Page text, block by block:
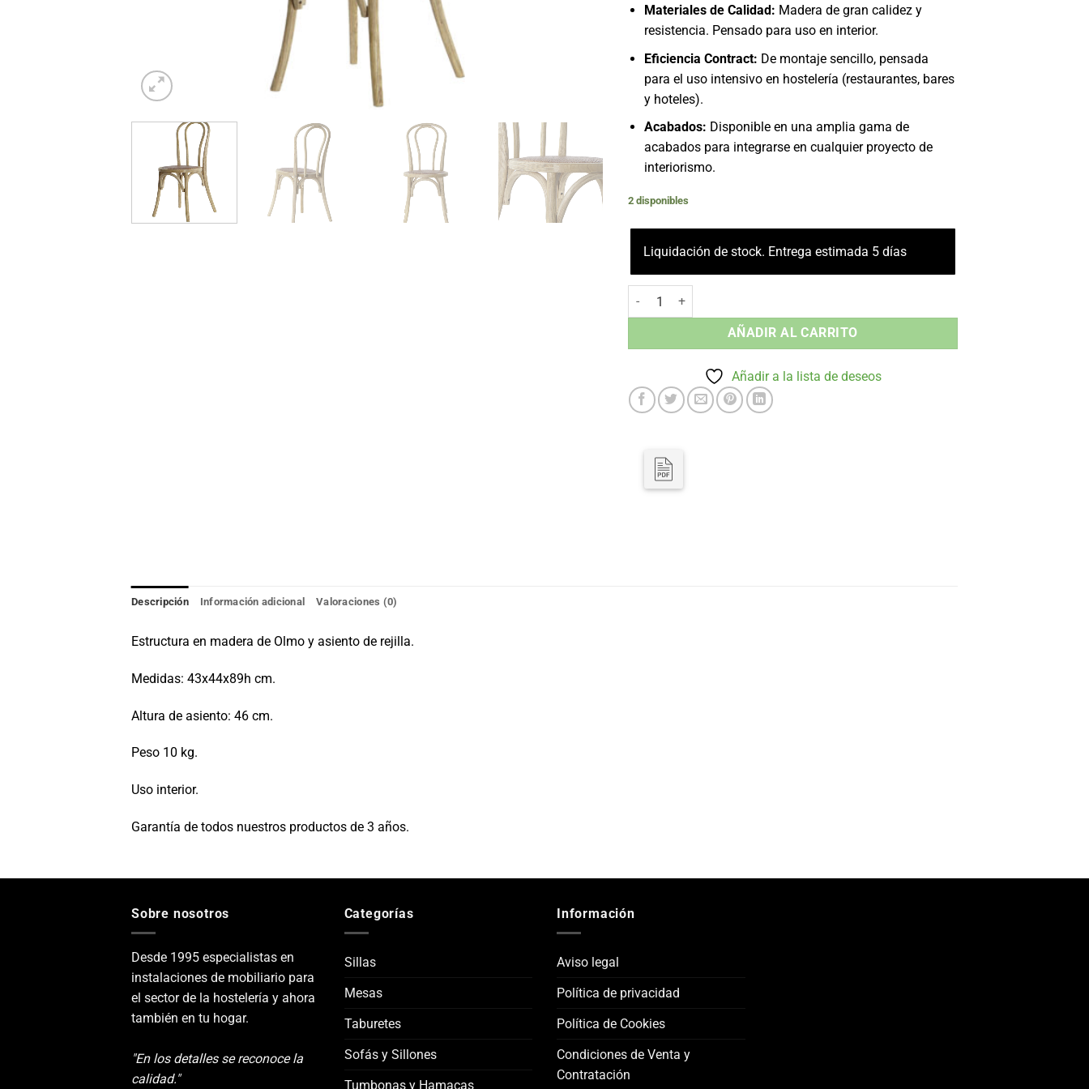
Materiales de Calidad: Madera de gran calidez y
resistencia. Pensado para uso en interior.
Eficiencia Contract: De montaje sencillo, pensada
para el uso intensivo en hostelería (restaurantes, bares
y hoteles).
Acabados: Disponible en una amplia gama de
acabados para integrarse en cualquier proyecto de
interiorismo.
2 disponibles
Liquidación de stock. Entrega estimada 5 días
Silla sin Brazos olmo - Madera Interior cantidad
AÑADIR AL CARRITO
Añadir a la lista de deseos
Descripción Información adicional Valoraciones (0)
Estructura en madera de Olmo y asiento de rejilla.
Medidas: 43x44x89h cm.
Altura de asiento: 46 cm.
Peso 10 kg.
Uso interior.
Garantía de todos nuestros productos de 3 años.
Sobre nosotros
Desde 1995 especialistas en
instalaciones de mobiliario para
el sector de la hostelería y ahora
también en tu hogar.
"En los detalles se reconoce la
calidad."
Categorías
Sillas
Mesas
Taburetes
Sofás y Sillones
Tumbonas y Hamacas
Información
Aviso legal
Política de privacidad
Política de Cookies
Condiciones de Venta y
Contratación